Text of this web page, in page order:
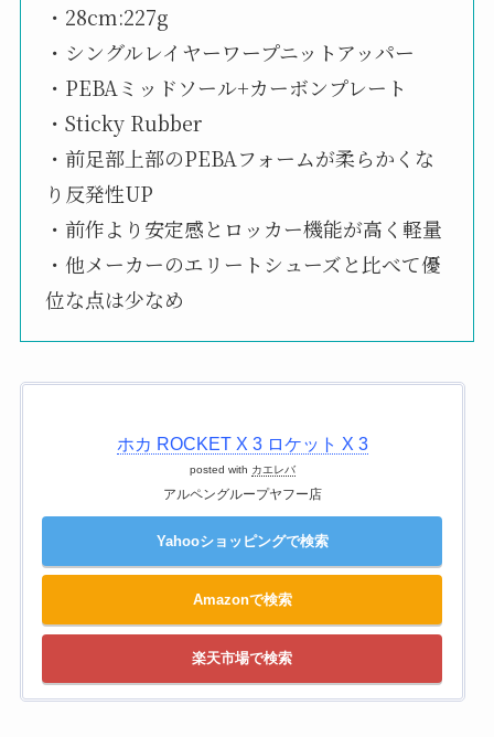
・28cm:227g
・シングルレイヤーワープニットアッパー
・PEBAミッドソール+カーボンプレート
・Sticky Rubber
・前足部上部のPEBAフォームが柔らかくな
り反発性UP
・前作より安定感とロッカー機能が高く軽量
・他メーカーのエリートシューズと比べて優
位な点は少なめ
ホカ ROCKET X 3 ロケット X 3
posted with カエレバ
アルペングループヤフー店
Yahooショッピングで検索
Amazonで検索
楽天市場で検索